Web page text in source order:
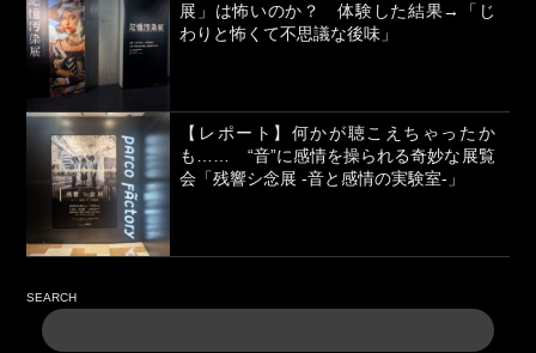
展」は怖いのか？ 体験した結果→「じ
わりと怖くて不思議な後味」
【レポート】何かが聴こえちゃったか
も…… “音”に感情を操られる奇妙な展覧
会「残響シ念展 -⾳と感情の実験室-」
SEARCH